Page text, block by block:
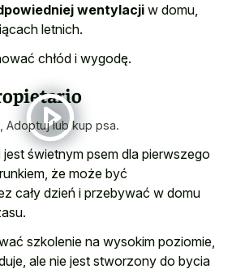
wentylacji w domu,
letnich.
chłód i wygodę.
, Adoptuj lub kup psa.
świetnym psem dla pierwszego
że może być
cały dzień i przebywać w domu
szkolenie na wysokim poziomie,
ale nie jest stworzony do bycia